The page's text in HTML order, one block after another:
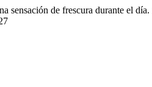
sensación de frescura durante el día.